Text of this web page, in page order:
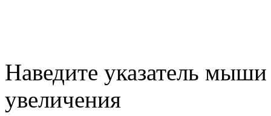
Наведите указатель
увеличения